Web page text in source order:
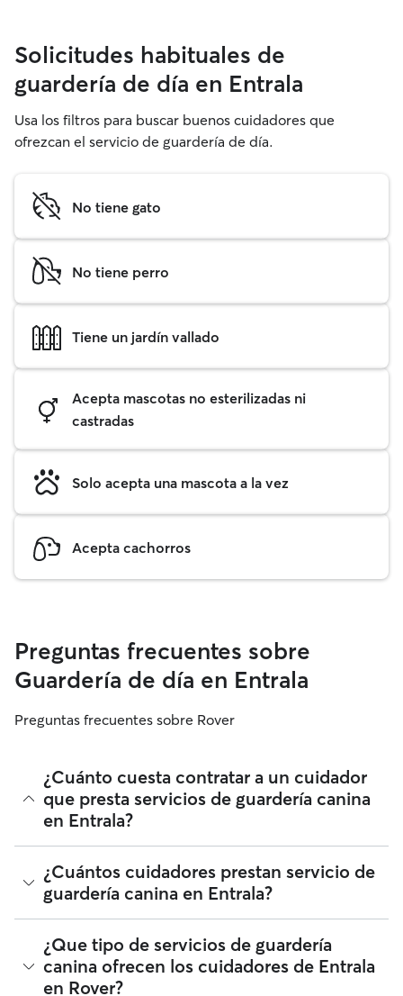
Solicitudes habituales de
guardería de día en Entrala
Usa los filtros para buscar buenos cuidadores que
ofrezcan el servicio de guardería de día.
No tiene gato
No tiene perro
Tiene un jardín vallado
Acepta mascotas no esterilizadas ni
castradas
Solo acepta una mascota a la vez
Acepta cachorros
Preguntas frecuentes sobre
Guardería de día en Entrala
Preguntas frecuentes sobre Rover
¿Cuánto cuesta contratar a un cuidador
que presta servicios de guardería canina
en Entrala?
Los cuidadores en Rover tienen plena libertad para fijar sus
tarifas. El coste medio de un cuidador con guardería para
perros en Entrala en Rover en agosto 2026 fue de alrededor
de 15 por día, incluyendo las tarifas de servicio de Rover. La
la personalización de tu reserva para que se ajuste a tus
propias necesidades y las de tu perro.
¿Cuántos cuidadores prestan servicio de
guardería canina en Entrala?
Desde agosto 2026, 74 cuidadores han prestado servicios
de guardería canina en Entrala. Puedes filtrar, clasificar,
ampliar el radio, leer reseñas y comparar precios para
encontrar al cuidador perfecto cerca de ti. Te recordamos
¿Que tipo de servicios de guardería
canina ofrecen los cuidadores de Entrala
en Rover?